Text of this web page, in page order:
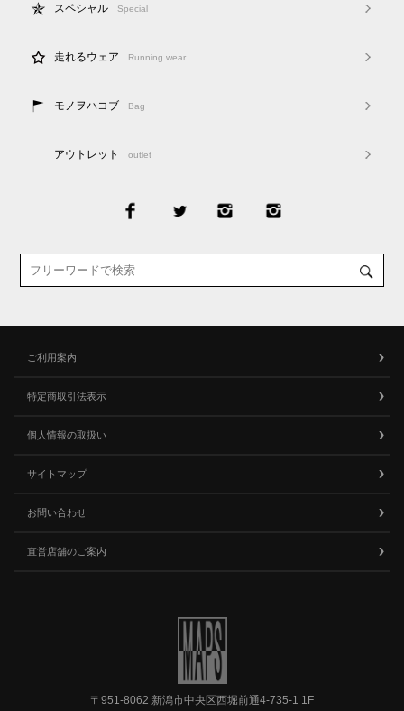
スペシャル Special
走れるウェア Running wear
モノヲハコブ Bag
アウトレット outlet
ご利用案内
特定商取引法表示
個人情報の取扱い
サイトマップ
お問い合わせ
直営店舗のご案内
〒951-8062 新潟市中央区西堀前通4-735-1 1F